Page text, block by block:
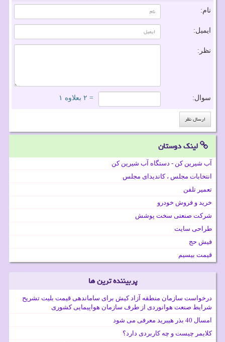
نام:
ایمیل:
نظر:
سوال: = ۲ بعلاوه ۱
لینک دوستان
آب شیرین کن - دستگاه آب شیرین کن
انتخابات مجلس ، کاندیدای مجلس
تعمیر تلفن
خرید و فروش خودرو
شرکت صنعتی سخت پوشش
طراحی سایت
فیش حج
قیمت بیسیم
پربیننده ترین ها
درخواست سازمان منطقه آزاد کیش برای ساماندهی قیمت بلیت تشریح
شرایط صنعت هوانوردی از طرف سازمان هواپیمایی کشوری
امسال 40 بذر هیبرید معرفی می شود
کلایمر چیست و چه کاربردی دارد؟